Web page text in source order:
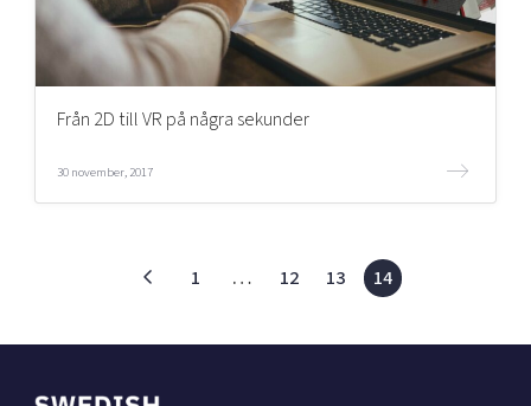
Från 2D till VR på några sekunder
30 november, 2017
1 … 12 13 14